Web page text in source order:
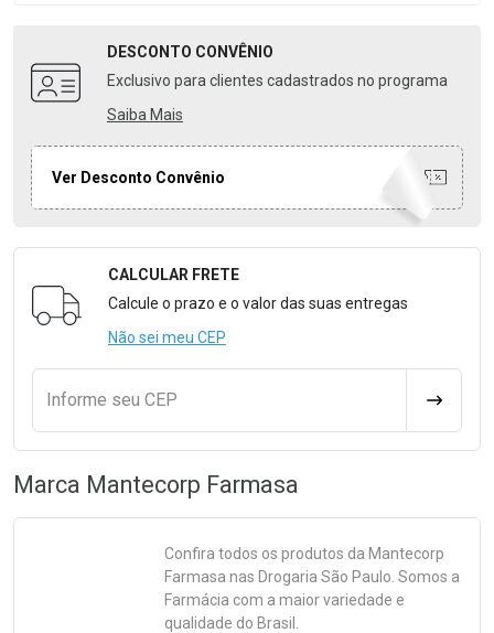
DESCONTO CONVÊNIO
Exclusivo para clientes cadastrados no programa
Saiba Mais
Ver Desconto Convênio
Formulário para Calcular o Frete
CALCULAR FRETE
Calcule o prazo e o valor das suas entregas
Não sei meu CEP
Informe seu CEP
Marca Mantecorp Farmasa
Confira todos os produtos da Mantecorp
Farmasa nas Drogaria São Paulo. Somos a
Farmácia com a maior variedade e
qualidade do Brasil.